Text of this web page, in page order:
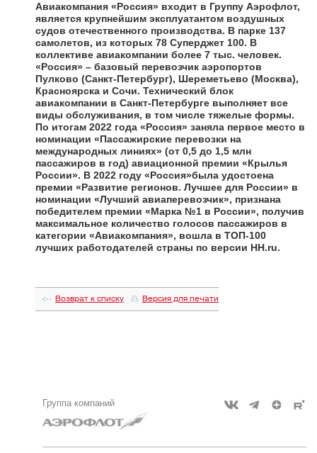
Авиакомпания «Россия» входит в Группу Аэрофлот,
является крупнейшим эксплуатантом воздушных
судов отечественного производства. В парке 137
самолетов, из которых 78 Суперджет 100. В
коллективе авиакомпании более 7 тыс. человек.
«Россия» – базовый перевозчик аэропортов
Пулково (Санкт-Петербург), Шереметьево (Москва),
Красноярска и Сочи. Технический блок
авиакомпании в Санкт-Петербурге выполняет все
виды обслуживания, в том числе тяжелые формы.
По итогам 2022 года «Россия» заняла первое место в
номинации «Пассажирские перевозки на
международных линиях» (от 0,5 до 1,5 млн
пассажиров в год) авиационной премии «Крылья
России». В 2022 году «Россия»была удостоена
премии «Развитие регионов. Лучшее для России» в
номинации «Лучший авиаперевозчик», признана
победителем премии «Марка №1 в России», получив
максимальное количество голосов пассажиров в
категории «Авиакомпания», вошла в ТОП-100
лучших работодателей страны по версии HH.ru.
Возврат к списку Версия для печати
Группа компаний